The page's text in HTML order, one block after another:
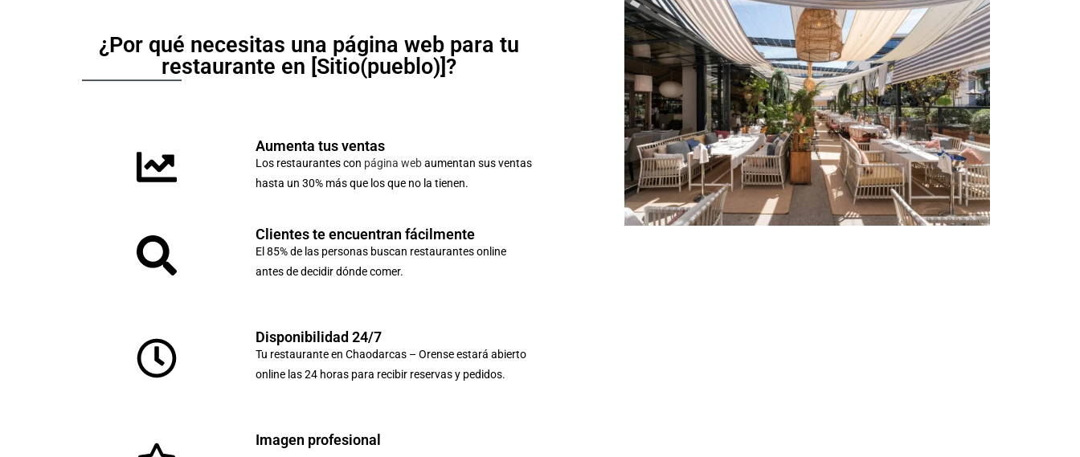
¿Por qué necesitas una página web para tu
restaurante en [Sitio(pueblo)]?
Aumenta tus ventas
Los restaurantes con página webaumentan sus ventas
hasta un 30% más que los que no la tienen.
Clientes te encuentran fácilmente
El 85% de las personas buscan restaurantes online
antes de decidir dónde comer.
Disponibilidad 24/7
Tu restaurante en Chaodarcas – Orense estará abierto
online las 24 horas para recibir reservas y pedidos.
Imagen profesional